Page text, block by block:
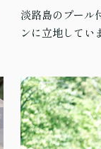
淡路島のプール
ンに立地してい